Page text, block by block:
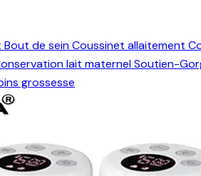
Bout de seinCoussinet allaitement
lait maternelSoutien-
grossesse